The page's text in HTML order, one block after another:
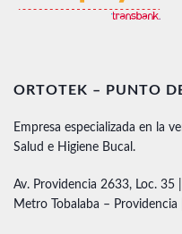
ORTOTEK – PUNTO
Empresa especializada en la
Salud e Higiene Bucal.
Av. Providencia 2633, Loc. 35
Metro Tobalaba – Providencia